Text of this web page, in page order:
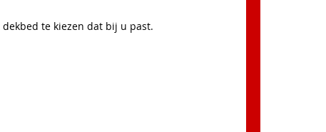
te kiezen dat bij u past.